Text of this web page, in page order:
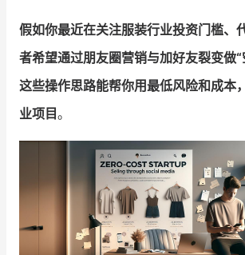
私域课程 新零售内参
增长俱乐部
社群交流
入驻有赞 认证代理商
假如你最近在关注服装行业投资门槛、
者希望通过朋友圈营销与加好友裂变做
这些操作思路能帮你用最低风险和成本
业项目。